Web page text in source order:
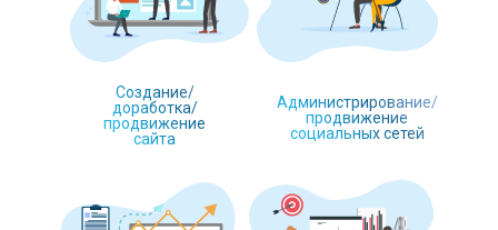
Создание/
доработка/
продвижение
сайта
Администрирование/
продвижение
социальных сетей